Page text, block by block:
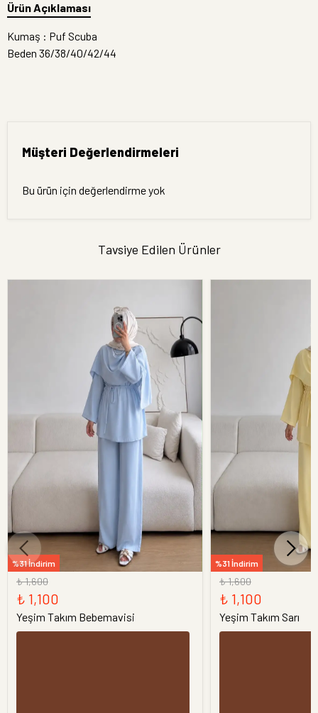
Ürün Açıklaması
Kumaş : Puf Scuba
Beden 36/38/40/42/44
Müşteri Değerlendirmeleri
Bu ürün için değerlendirme yok
Tavsiye Edilen Ürünler
%31 İndirim
₺ 1,600
₺ 1,100
Yeşim Takım Bebemavisi
%31 İndirim
₺ 1,600
₺ 1,100
Yeşim Takım Sarı